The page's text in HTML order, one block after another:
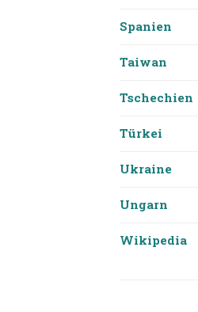
Spanien
Taiwan
Tschechien
Türkei
Ukraine
Ungarn
Wikipedia